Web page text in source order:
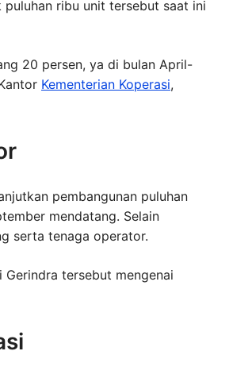
ribu unit tersebut saat ini
20 persen, ya di bulan April-
Kementerian Koperasi,
pembangunan puluhan
mendatang. Selain
serta tenaga operator.
tersebut mengenai